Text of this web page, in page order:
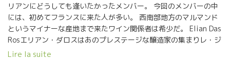
リアンにどうしても逢いたかったメンバー。 今回のメンバーの中
には、初めてフランスに来た人が多い。 西南部地方のマルマンド
というマイナーな産地まで来たワイン関係者は希少だ。 Elian Das
Rosエリアン・ダロスはあのプレステージな醸造家の集まりレ・ジ
ャン・ド・メティエ組織のメンバーでもある。 そして、多くの三
Lire la suite